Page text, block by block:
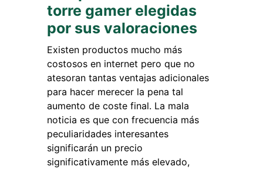
torre gamer elegidas
por sus valoraciones
Existen productos mucho más
costosos en internet pero que no
atesoran tantas ventajas adicionales
para hacer merecer la pena tal
aumento de coste final. La mala
noticia es que con frecuencia más
peculiaridades interesantes
significarán un precio
significativamente más elevado,